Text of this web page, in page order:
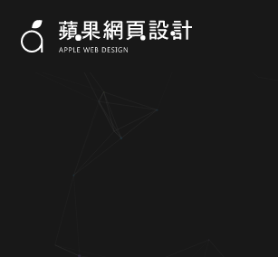
聯絡我們 CONTACT